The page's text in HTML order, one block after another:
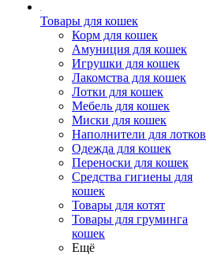
Товары для кошек
Корм для кошек
Амуниция для кошек
Игрушки для кошек
Лакомства для кошек
Лотки для кошек
Мебель для кошек
Миски для кошек
Наполнители для лотков
Одежда для кошек
Переноски для кошек
Средства гигиены для
кошек
Товары для котят
Товары для груминга
кошек
Ещё